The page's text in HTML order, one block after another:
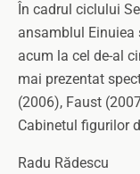
În cadrul ciclului
ansamblul Einuiea
acum la cel de-al
mai prezentat
(2006), Faust
Cabinetul figurilor
Radu Rădescu